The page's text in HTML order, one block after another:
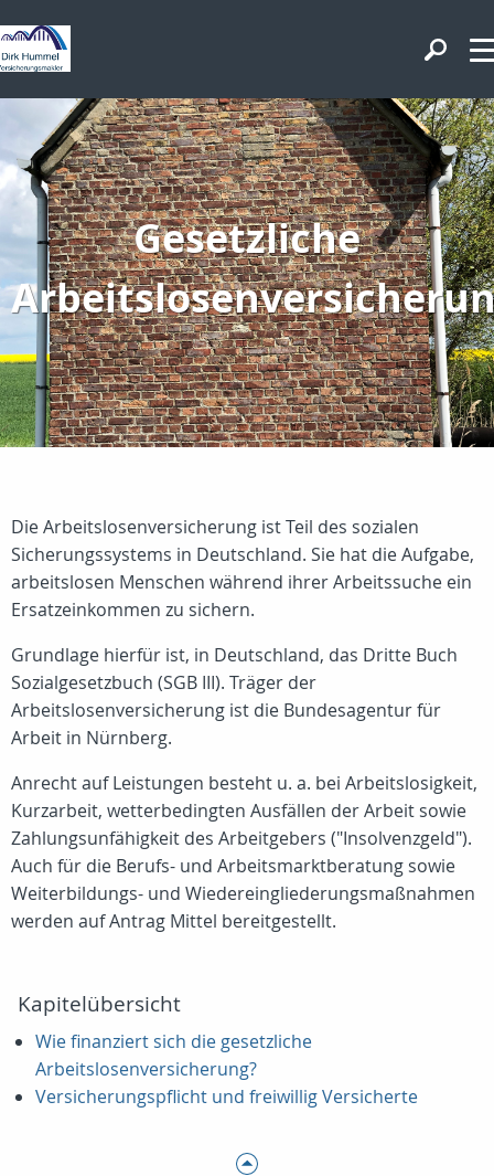
Gesetzliche
Die Arbeitslosenversicherung ist Teil des sozialen
Sicherungssystems in Deutschland. Sie hat die Aufgabe,
arbeitslosen Menschen während ihrer Arbeitssuche ein
Ersatzeinkommen zu sichern.
Grundlage hierfür ist, in Deutschland, das Dritte Buch
Sozialgesetzbuch (SGB III). Träger der
Arbeitslosenversicherung ist die Bundesagentur für
Arbeit in Nürnberg.
Anrecht auf Leistungen besteht u. a. bei Arbeitslosigkeit,
Kurzarbeit, wetterbedingten Ausfällen der Arbeit sowie
Zahlungsunfähigkeit des Arbeitgebers ("Insolvenzgeld").
Auch für die Berufs- und Arbeitsmarktberatung sowie
Weiterbildungs- und Wiedereingliederungsmaßnahmen
werden auf Antrag Mittel bereitgestellt.
Kapitelübersicht
Wie finanziert sich die gesetzliche
Arbeitslosenversicherung?
Versicherungspflicht und freiwillig Versicherte